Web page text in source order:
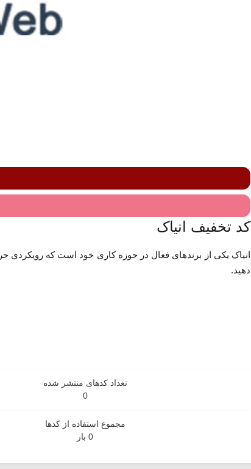
کد تخفیف انیاک
انیاک یکی از برندهای فعال در حوزه کاری خود است که رویکردی
دهید.
تعداد کدهای منتشر شده
0
مجموع استفاده از کدها
0 بار